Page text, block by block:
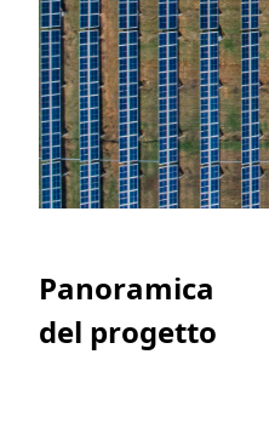
Panoramica
del progetto